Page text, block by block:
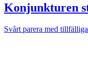
Konjunkturen
Svårt parera med